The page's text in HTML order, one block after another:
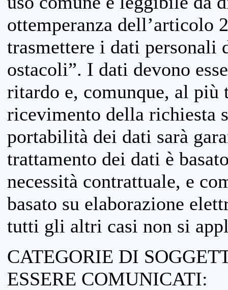
ottemperanza dell’articolo
trasmettere i dati personali
ostacoli”. I dati devono
ritardo e, comunque, al più
ricevimento della richiesta
portabilità dei dati sarà
trattamento dei dati è
necessità contrattuale, e
basato su elaborazione
tutti gli altri casi non si
CATEGORIE DI
ESSERE COMUNICATI: